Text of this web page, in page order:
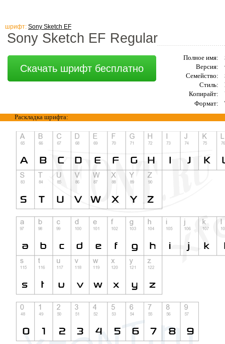
шрифт: Sony Sketch EF
Sony Sketch EF Regular
Скачать шрифт бесплатно
Полное имя:
Версия:
Семейство:
Стиль:
Копирайт:
Формат:
Раскладка шрифта: